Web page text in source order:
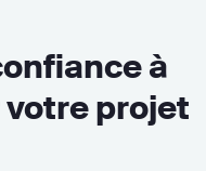
à
projet